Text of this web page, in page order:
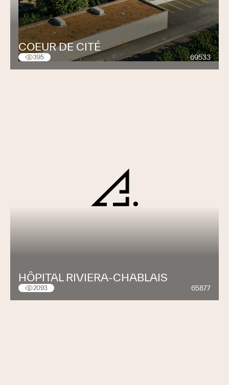
COEUR DE CITÉ
395 69533
HÔPITAL RIVIERA-CHABLAIS
2093 65877